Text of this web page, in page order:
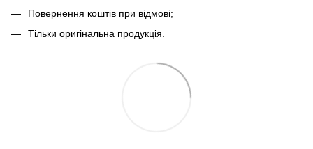
Повернення коштів при відмові;
Тільки оригінальна продукція.